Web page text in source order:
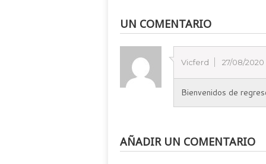
UN COMENTARIO
Vicferd 27/08/2020
Bienvenidos de
AÑADIR UN COMENTARIO